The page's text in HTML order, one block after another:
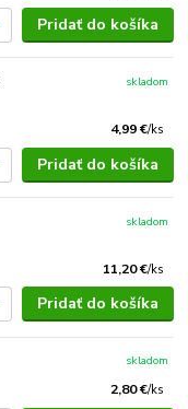
Pridať do košíka
4,99 €/ks
skladom
Pridať do košíka
11,20 €/ks
skladom
Pridať do košíka
2,80 €/ks
skladom